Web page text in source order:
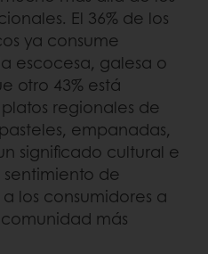
El 36% de los
ya consume
escocesa, galesa o
otro 43% está
regionales de
empanadas,
significado cultural e
de
los consumidores a
más